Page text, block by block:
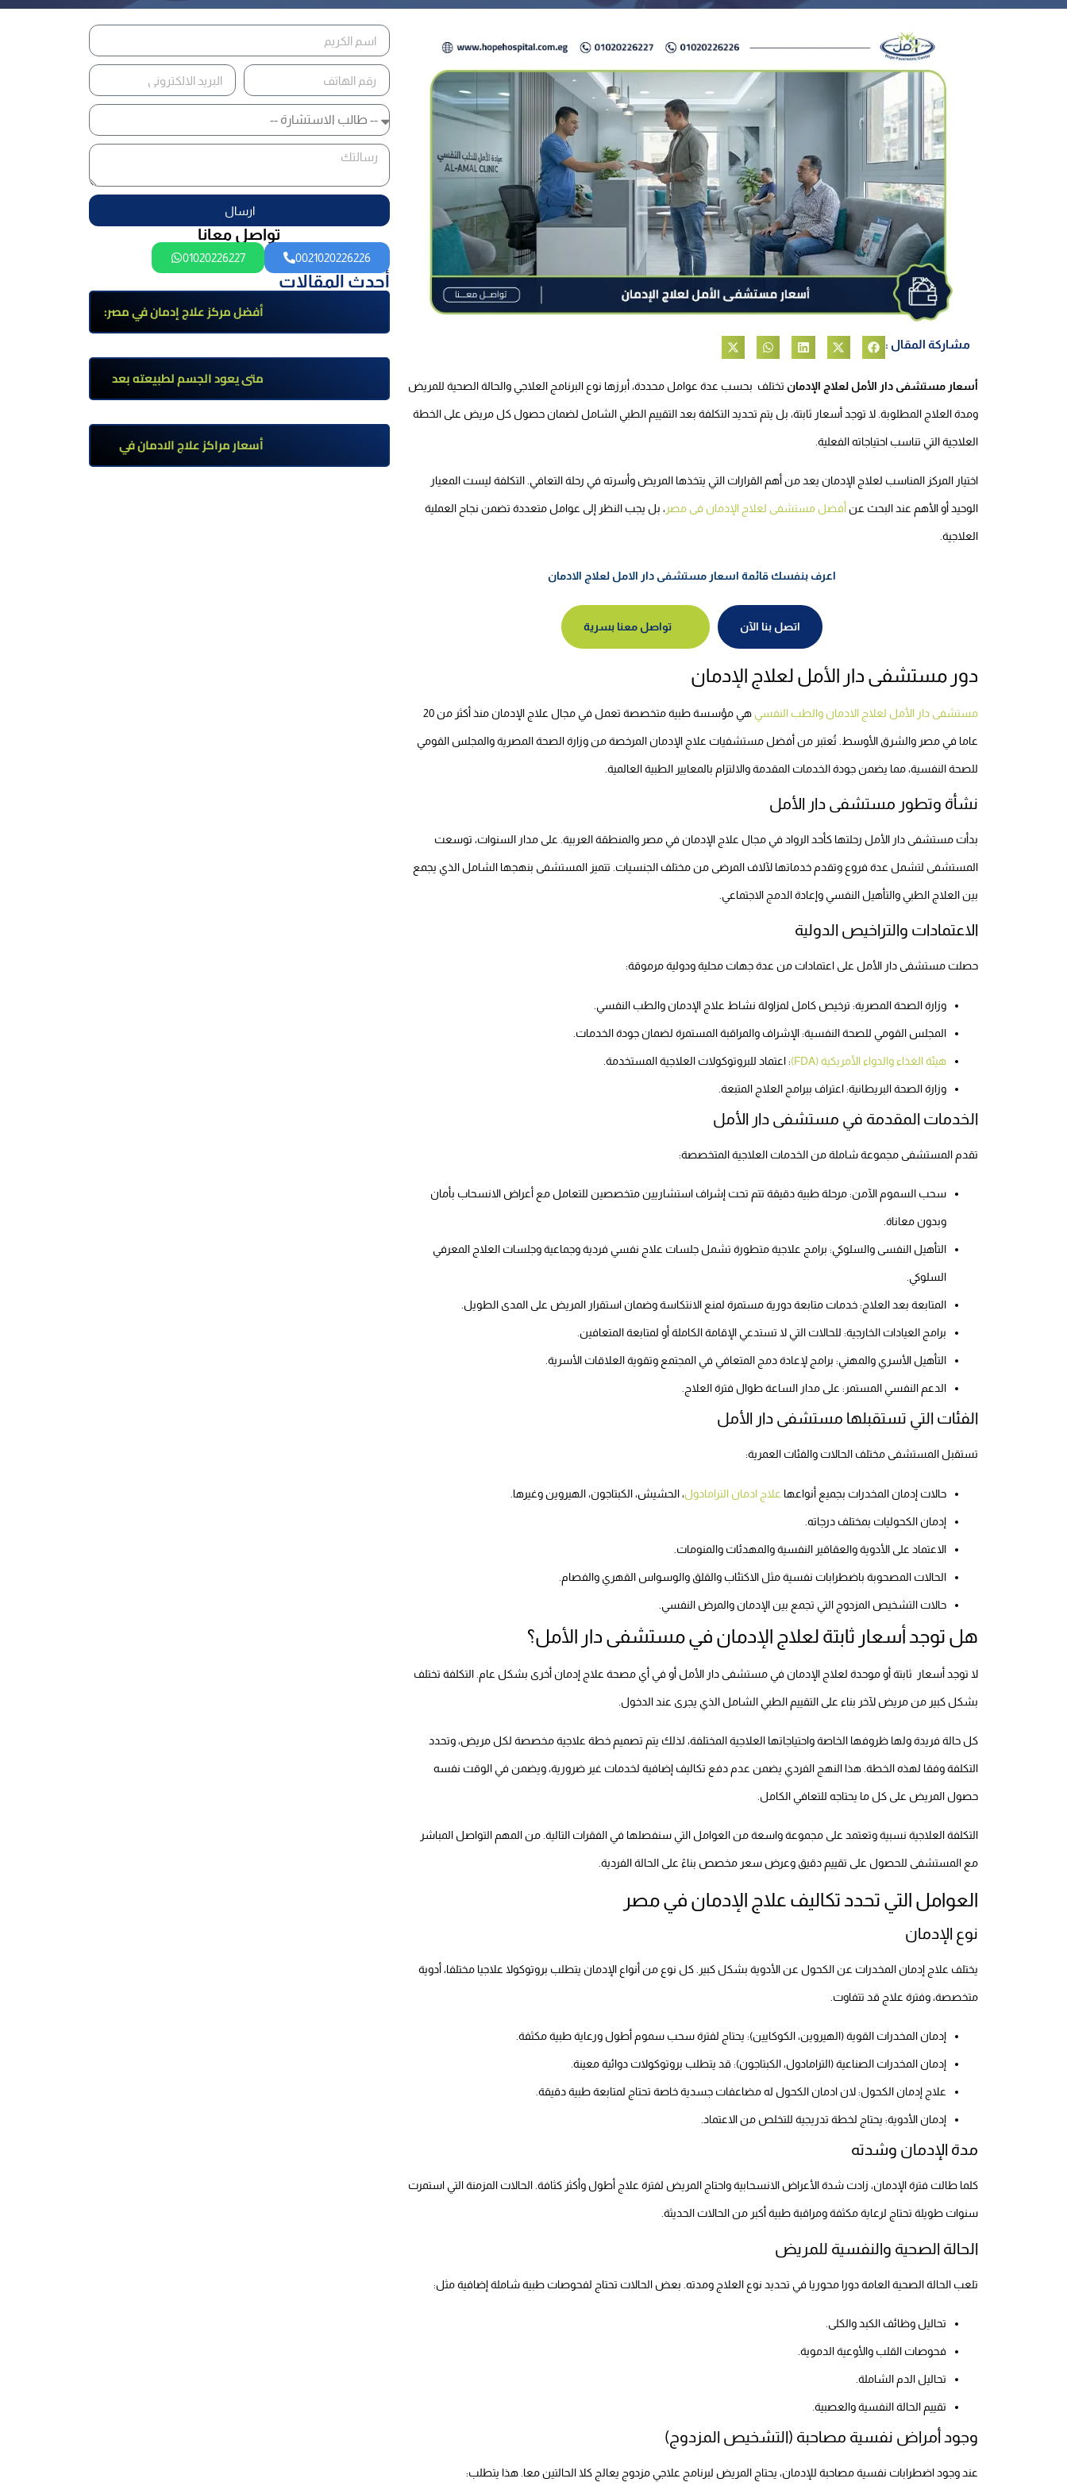
مشاركة المقال :
أسعار مستشفى دار الأمل لعلاج الإدمان تختلف بحسب عدة عوامل محددة، أبرزها نوع البرنامج العلاجي والحالة الصحية للمريض
ومدة العلاج المطلوبة. لا توجد أسعار ثابتة، بل يتم تحديد التكلفة بعد التقييم الطبي الشامل لضمان حصول كل مريض على الخطة
العلاجية التي تناسب احتياجاته الفعلية.
اختيار المركز المناسب لعلاج الإدمان يعد من أهم القرارات التي يتخذها المريض وأسرته في رحلة التعافي. التكلفة ليست المعيار
الوحيد أو الأهم عند البحث عنأفضل مستشفى لعلاج الإدمان فى مصر، بل يجب النظر إلى عوامل متعددة تضمن نجاح العملية
العلاجية.
اعرف بنفسك قائمة اسعار مستشفى دار الامل لعلاج الادمان
اتصل بنا الآن تواصل معنا بسرية
دور مستشفى دار الأمل لعلاج الإدمان
مستشفى دار الأمل لعلاج الادمان والطب النفسي هي مؤسسة طبية متخصصة تعمل في مجال علاج الإدمان منذ أكثر من 20
عاما في مصر والشرق الأوسط. تُعتبر من أفضل مستشفيات علاج الإدمان المرخصة من وزارة الصحة المصرية والمجلس القومي
للصحة النفسية، مما يضمن جودة الخدمات المقدمة والالتزام بالمعايير الطبية العالمية.
نشأة وتطور مستشفى دار الأمل
بدأت مستشفى دار الأمل رحلتها كأحد الرواد في مجال علاج الإدمان في مصر والمنطقة العربية. على مدار السنوات، توسعت
المستشفى لتشمل عدة فروع وتقدم خدماتها لآلاف المرضى من مختلف الجنسيات. تتميز المستشفى بنهجها الشامل الذي يجمع
بين العلاج الطبي والتأهيل النفسي وإعادة الدمج الاجتماعي.​​
الاعتمادات والتراخيص الدولية
حصلت مستشفى دار الأمل على اعتمادات من عدة جهات محلية ودولية مرموقة:​
وزارة الصحة المصرية: ترخيص كامل لمزاولة نشاط علاج الإدمان والطب النفسي.
المجلس القومي للصحة النفسية: الإشراف والمراقبة المستمرة لضمان جودة الخدمات.
هيئة الغذاء والدواء الأمريكية (FDA) : اعتماد للبروتوكولات العلاجية المستخدمة.
وزارة الصحة البريطانية: اعتراف ببرامج العلاج المتبعة.
الخدمات المقدمة في مستشفى دار الأمل
تقدم المستشفى مجموعة شاملة من الخدمات العلاجية المتخصصة:
سحب السموم الآمن: مرحلة طبية دقيقة تتم تحت إشراف استشاريين متخصصين للتعامل مع أعراض الانسحاب بأمان
وبدون معاناة.
التأهيل النفسى والسلوكي: برامج علاجية متطورة تشمل جلسات علاج نفسي فردية وجماعية وجلسات العلاج المعرفي
السلوكي.
المتابعة بعد العلاج: خدمات متابعة دورية مستمرة لمنع الانتكاسة وضمان استقرار المريض على المدى الطويل.
برامج العيادات الخارجية: للحالات التي لا تستدعي الإقامة الكاملة أو لمتابعة المتعافين.
التأهيل الأسري والمهني: برامج لإعادة دمج المتعافي في المجتمع وتقوية العلاقات الأسرية.
الدعم النفسي المستمر: على مدار الساعة طوال فترة العلاج.
الفئات التي تستقبلها مستشفى دار الأمل
تستقبل المستشفى مختلف الحالات والفئات العمرية:
حالات إدمان المخدرات بجميع أنواعها علاج ادمان الترامادول، الحشيش، الكبتاجون، الهيروين وغيرها.
إدمان الكحوليات بمختلف درجاته.
الاعتماد على الأدوية والعقاقير النفسية والمهدئات والمنومات.
الحالات المصحوبة باضطرابات نفسية مثل الاكتئاب والقلق والوسواس القهري والفصام.
حالات التشخيص المزدوج التي تجمع بين الإدمان والمرض النفسي.
هل توجد أسعار ثابتة لعلاج الإدمان في مستشفى دار الأمل؟
لا توجد أسعار ثابتة أو موحدة لعلاج الإدمان في مستشفى دار الأمل أو في أي مصحة علاج إدمان أخرى بشكل عام. التكلفة تختلف
بشكل كبير من مريض لآخر بناء على التقييم الطبي الشامل الذي يجرى عند الدخول.
كل حالة فريدة ولها ظروفها الخاصة واحتياجاتها العلاجية المختلفة، لذلك يتم تصميم خطة علاجية مخصصة لكل مريض، وتحدد
التكلفة وفقا لهذه الخطة. هذا النهج الفردي يضمن عدم دفع تكاليف إضافية لخدمات غير ضرورية، ويضمن في الوقت نفسه
حصول المريض على كل ما يحتاجه للتعافي الكامل.
التكلفة العلاجية نسبية وتعتمد على مجموعة واسعة من العوامل التي سنفصلها في الفقرات التالية. من المهم التواصل المباشر
مع المستشفى للحصول على تقييم دقيق وعرض سعر مخصص بناءً على الحالة الفردية.
العوامل التي تحدد تكاليف علاج الإدمان في مصر
نوع الإدمان
يختلف علاج إدمان المخدرات عن الكحول عن الأدوية بشكل كبير. كل نوع من أنواع الإدمان يتطلب بروتوكولا علاجيا مختلفا، أدوية
متخصصة، وفترة علاج قد تتفاوت.
إدمان المخدرات القوية (الهيروين، الكوكايين): يحتاج لفترة سحب سموم أطول ورعاية طبية مكثفة.
إدمان المخدرات الصناعية (الترامادول، الكبتاجون): قد يتطلب بروتوكولات دوائية معينة.
علاج إدمان الكحول: لان ادمان الكحول له مضاعفات جسدية خاصة تحتاج لمتابعة طبية دقيقة.
إدمان الأدوية: يحتاج لخطة تدريجية للتخلص من الاعتماد.
مدة الإدمان وشدته
كلما طالت فترة الإدمان، زادت شدة الأعراض الانسحابية واحتاج المريض لفترة علاج أطول وأكثر كثافة. الحالات المزمنة التي استمرت
سنوات طويلة تحتاج لرعاية مكثفة ومراقبة طبية أكبر من الحالات الحديثة.
الحالة الصحية والنفسية للمريض
تلعب الحالة الصحية العامة دورا محوريا في تحديد نوع العلاج ومدته. بعض الحالات تحتاج لفحوصات طبية شاملة إضافية مثل:
تحاليل وظائف الكبد والكلى.
فحوصات القلب والأوعية الدموية.
تحاليل الدم الشاملة.
تقييم الحالة النفسية والعصبية.
وجود أمراض نفسية مصاحبة (التشخيص المزدوج)
عند وجود اضطرابات نفسية مصاحبة للإدمان، يحتاج المريض لبرنامج علاجي مزدوج يعالج كلا الحالتين معا. هذا يتطلب:
ارسال
تواصل معانا
0021020226226
01020226227
أحدث المقالات
أفضل مركز علاج إدمان في مصر:
برامج علاج معتمدة وتعافي آمن
تحت إشراف طبي
متى يعود الجسم لطبيعته بعد
ترك مخدر الآيس؟ مراحل التعافي
والعوامل المؤثرة
أسعار مراكز علاج الادمان في
مصر: كم تبلغ التكلفة وما الذي